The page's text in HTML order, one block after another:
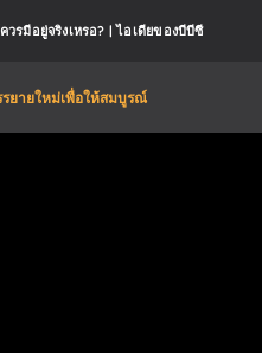
รมีอยู่จริงเหรอ? | ไอเดียของบีบีซี
รยายใหม่เพื่อให้สมบูรณ์